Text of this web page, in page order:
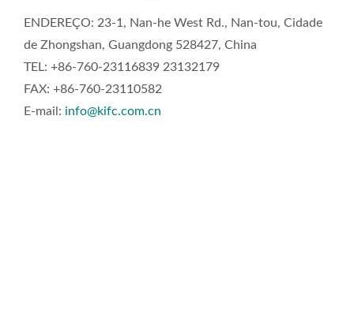
ENDEREÇO: 23-1, Nan-he West Rd., Nan-tou, Cidade
de Zhongshan, Guangdong 528427, China
TEL: +86-760-23116839 23132179
FAX: +86-760-23110582
E-mail: info@kifc.com.cn